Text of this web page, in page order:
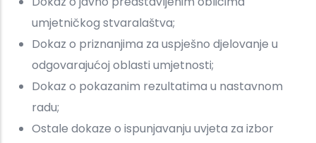
umjetničkog stvaralaštva;
Dokaz o priznanjima za uspješno djelovanje u
odgovarajućoj oblasti umjetnosti;
Dokaz o pokazanim rezultatima u nastavnom
radu;
Ostale dokaze o ispunjavanju uvjeta za izbor